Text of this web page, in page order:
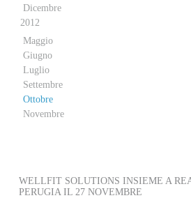
Dicembre
2012
Maggio
Giugno
Luglio
Settembre
Ottobre
Novembre
WELLFIT SOLUTIONS INSIEME A
PERUGIA IL 27 NOVEMBRE